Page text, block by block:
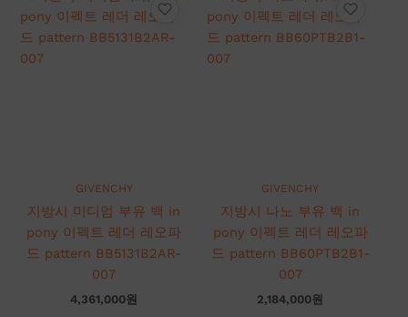
GIVENCHY
지방시 미디엄 부유 백 in
pony 이펙트 레더 레오파
드 pattern BB5131B2AR-
007
4,361,000원
GIVENCHY
지방시 나노 부유 백 in
pony 이펙트 레더 레오파
드 pattern BB60PTB2B1-
007
2,184,000원